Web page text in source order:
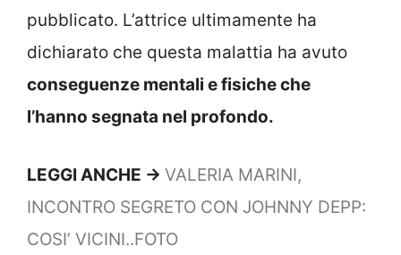
pubblicato. L’attrice ultimamente ha
dichiarato che questa malattia ha avuto
conseguenze mentali e fisiche che
l’hanno segnata nel profondo.
LEGGI ANCHE -> VALERIA MARINI,
INCONTRO SEGRETO CON JOHNNY DEPP:
COSI’ VICINI..FOTO